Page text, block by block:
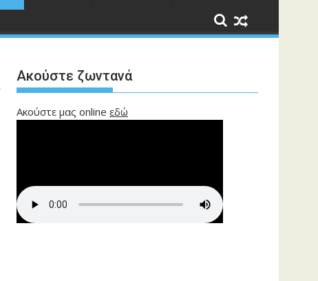
Ακούστε ζωντανά
Ακούστε μας online εδώ